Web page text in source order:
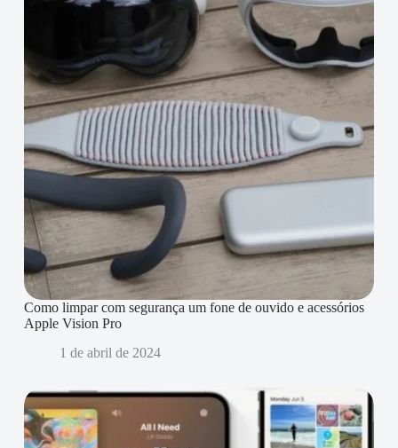
Como limpar com segurança um fone de ouvido e acessórios
Apple Vision Pro
1 de abril de 2024